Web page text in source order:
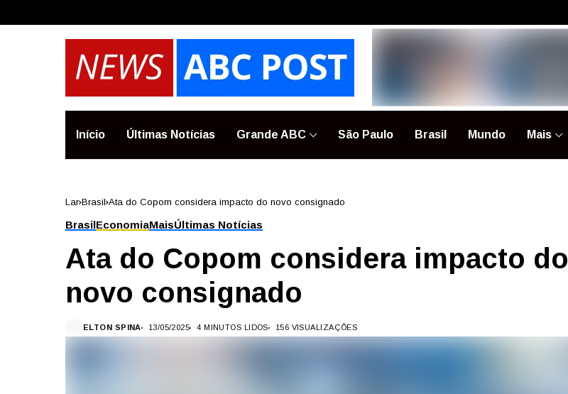
Início Últimas Notícias Grande ABC São Paulo Brasil Mundo Mais
Lar Brasil Ata do Copom considera impacto do novo consignado
BrasilEconomiaMaisÚltimas Notícias
Ata do Copom considera impacto do
novo consignado
ELTON SPINA 13/05/2025 4 MINUTOS LIDOS 156 VISUALIZAÇÕES